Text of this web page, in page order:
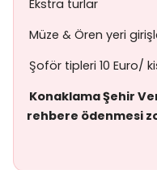
Ekstra turlar
Müze & Ören yeri
Şoför tipleri 10 Euro/
Konaklama Şehir
rehbere ödenmesi